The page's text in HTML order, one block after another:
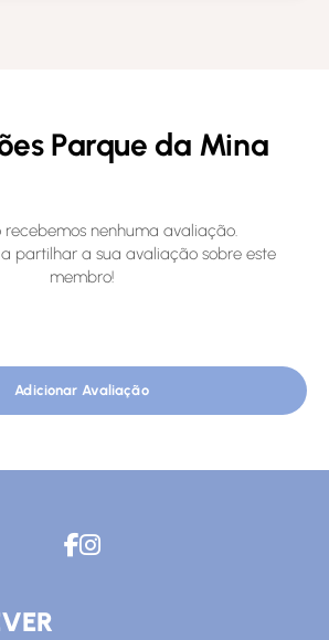
Parque da Mina
nenhuma avaliação.
partilhar a sua avaliação sobre este
membro!
Adicionar Avaliação